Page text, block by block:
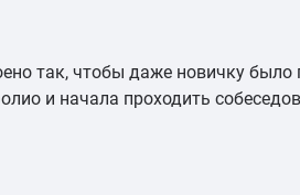
так, чтобы даже новичку было
и начала проходить